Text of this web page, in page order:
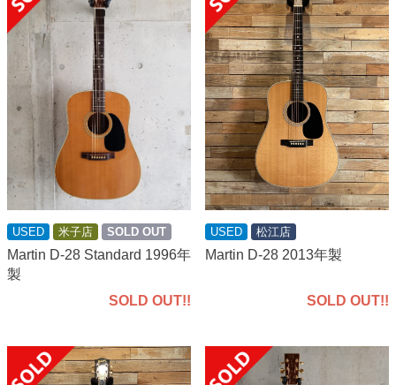
USED 米子店 SOLD OUT
Martin D-28 Standard 1996年
製
SOLD OUT!!
USED 松江店
Martin D-28 2013年製
SOLD OUT!!